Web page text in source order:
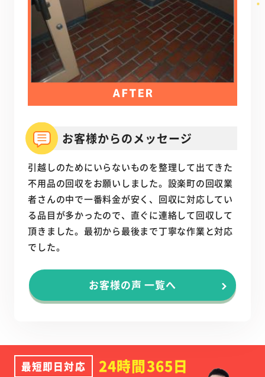
お客様からのメッセージ
引越しのためにいらないものを整理して出てきた
不用品の回収をお願いしました。設楽町の回収業
者さんの中で一番料金が安く、回収に対応してい
る品目が多かったので、直ぐに連絡して回収して
頂きました。最初から最後まで丁寧な作業と対応
でした。
お客様の声 一覧へ
最短即日対応
24時間365日